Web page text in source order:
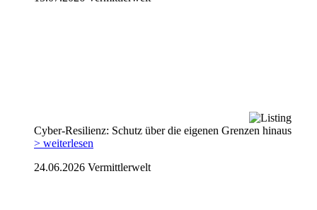
Cyber-Resilienz: Schutz über die eigenen Grenzen hinaus
> weiterlesen
24.06.2026 Vermittlerwelt